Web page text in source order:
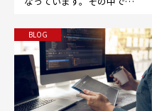
Optimi…
BLOG